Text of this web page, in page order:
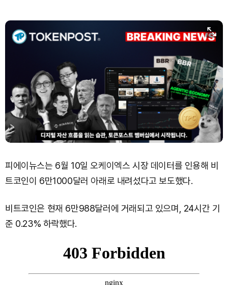
피에이뉴스는 6월 10일 오케이엑스 시장 데이터를 인용해 비
트코인이 6만1000달러 아래로 내려섰다고 보도했다.
비트코인은 현재 6만988달러에 거래되고 있으며, 24시간 기
준 0.23% 하락했다.